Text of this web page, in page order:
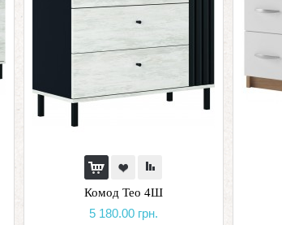
Комод Тео 4Ш
5 180.00 грн.